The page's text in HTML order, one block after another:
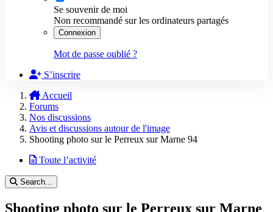
Se souvenir de moi
Non recommandé sur les ordinateurs partagés
Connexion
Mot de passe oublié ?
S’inscrire
Accueil
Forums
Nos discussions
Avis et discussions autour de l'image
Shooting photo sur le Perreux sur Marne 94
Toute l’activité
Search...
Shooting photo sur le Perreux sur Marne